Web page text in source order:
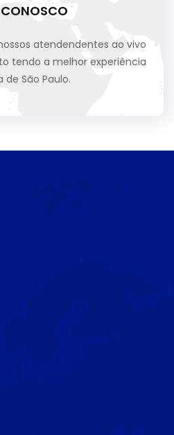
CONOSCO
atendendentes ao vivo
tendo a melhor experiência
São Paulo.